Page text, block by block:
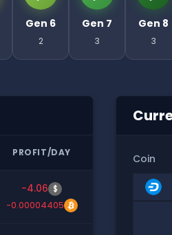
Gen 6
2
Gen 7
3
Gen 8
3
PROFIT/DAY
-4.06 $
-0.00004405
Coin